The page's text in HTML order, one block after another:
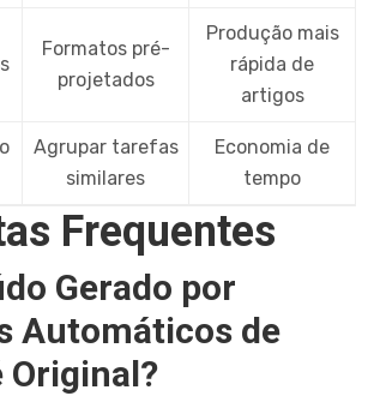
Formatos pré-
projetados
Produção mais
rápida de
artigos
Agrupar tarefas
similares
Economia de
tempo
Frequentes
Gerado por
Automáticos de